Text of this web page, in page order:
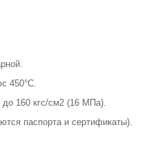
450°С.
160 кгс/см2 (16 МПа).
паспорта и сертификаты).